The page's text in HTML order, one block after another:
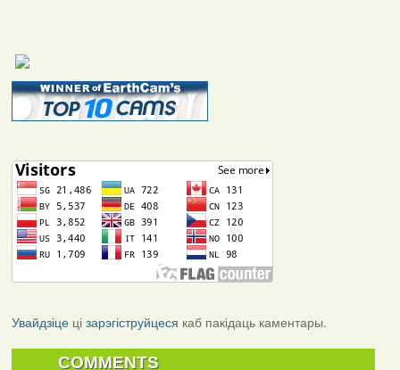
Увайдзіцеці зарэгіструйцеся каб пакідаць каментары.
COMMENTS